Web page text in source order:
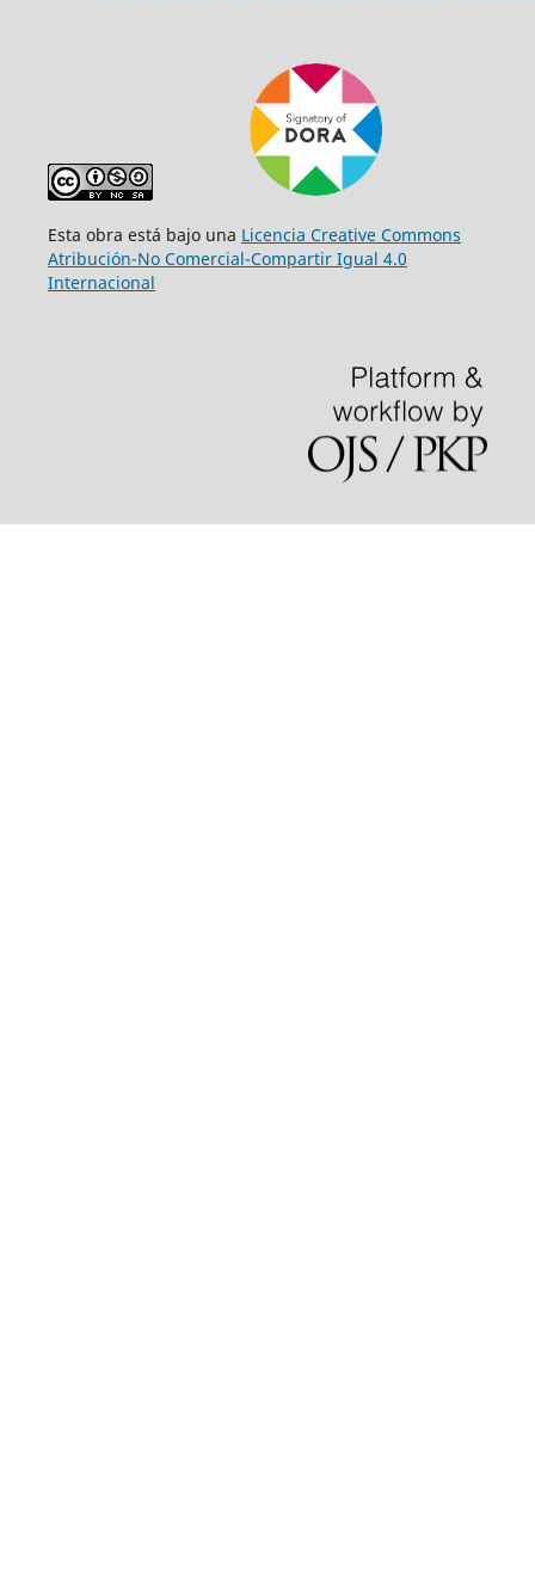
Esta obra está bajo una Licencia Creative Commons
Atribución-No Comercial-Compartir Igual 4.0
Internacional